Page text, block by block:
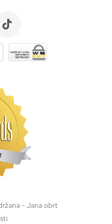
- Jana obrt